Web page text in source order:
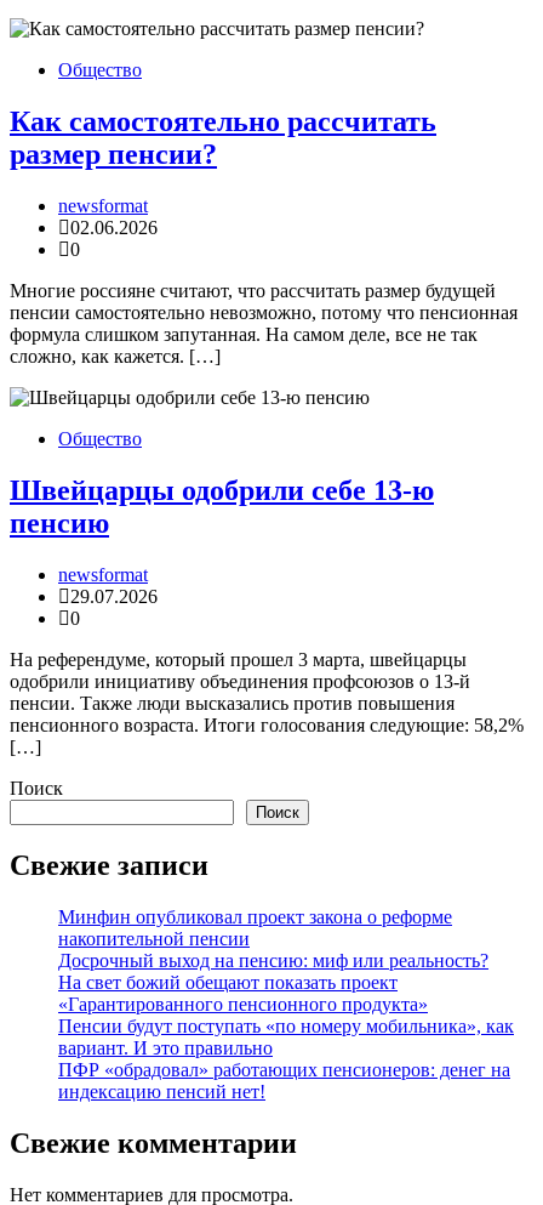
Общество
Как самостоятельно рассчитать
размер пенсии?
newsformat
02.06.2026
0
Многие россияне считают, что рассчитать размер будущей
пенсии самостоятельно невозможно, потому что пенсионная
формула слишком запутанная. На самом деле, все не так
сложно, как кажется. […]
Общество
Швейцарцы одобрили себе 13-ю
пенсию
newsformat
29.07.2026
0
На референдуме, который прошел 3 марта, швейцарцы
одобрили инициативу объединения профсоюзов о 13-й
пенсии. Также люди высказались против повышения
пенсионного возраста. Итоги голосования следующие: 58,2%
[…]
Поиск
Поиск
Свежие записи
Минфин опубликовал проект закона о реформе
накопительной пенсии
Досрочный выход на пенсию: миф или реальность?
На свет божий обещают показать проект
«Гарантированного пенсионного продукта»
Пенсии будут поступать «по номеру мобильника», как
вариант. И это правильно
ПФР «обрадовал» работающих пенсионеров: денег на
индексацию пенсий нет!
Свежие комментарии
Нет комментариев для просмотра.